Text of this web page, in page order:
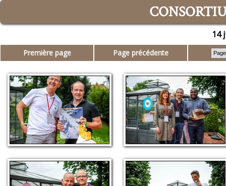
14
Première page Page précédente